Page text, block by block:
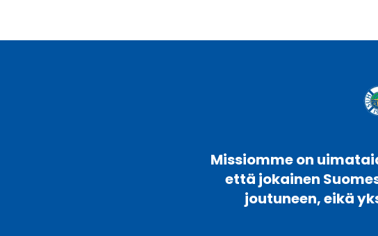
Missiomme on
että jokainen
joutuneen, eikä